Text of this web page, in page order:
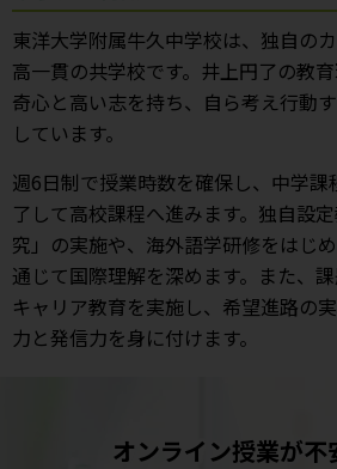
東洋大学附属牛久中学校は、独自の
高一貫の共学校です。井上円了の教
奇心と高い志を持ち、自ら考え行動
しています。
週6日制で授業時数を確保し、中学
了して高校課程へ進みます。独自設
究」の実施や、海外語学研修をはじ
通じて国際理解を深めます。また、
キャリア教育を実施し、希望進路の
力と発信力を身に付けます。
オンライン授業が不